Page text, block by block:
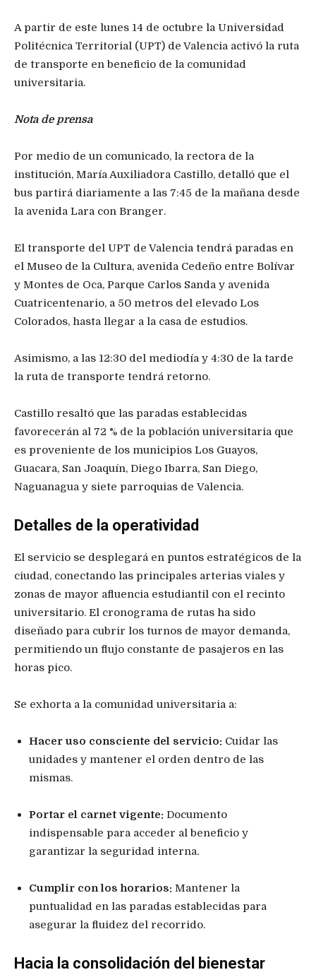
A partir de este lunes 14 de octubre la Universidad
Politécnica Territorial (UPT) de Valencia activó la ruta
de transporte en beneficio de la comunidad
universitaria.
Nota de prensa
Por medio de un comunicado, la rectora de la
institución, María Auxiliadora Castillo, detalló que el
bus partirá diariamente a las 7:45 de la mañana desde
la avenida Lara con Branger.
El transporte del UPT de Valencia tendrá paradas en
el Museo de la Cultura, avenida Cedeño entre Bolívar
y Montes de Oca, Parque Carlos Sanda y avenida
Cuatricentenario, a 50 metros del elevado Los
Colorados, hasta llegar a la casa de estudios.
Asimismo, a las 12:30 del mediodía y 4:30 de la tarde
la ruta de transporte tendrá retorno.
Castillo resaltó que las paradas establecidas
favorecerán al 72 % de la población universitaria que
es proveniente de los municipios Los Guayos,
Guacara, San Joaquín, Diego Ibarra, San Diego,
Naguanagua y siete parroquias de Valencia.
Detalles de la operatividad
El servicio se desplegará en puntos estratégicos de la
ciudad, conectando las principales arterias viales y
zonas de mayor afluencia estudiantil con el recinto
universitario. El cronograma de rutas ha sido
diseñado para cubrir los turnos de mayor demanda,
permitiendo un flujo constante de pasajeros en las
horas pico.
Se exhorta a la comunidad universitaria a:
Hacer uso consciente del servicio: Cuidar las
unidades y mantener el orden dentro de las
mismas.
Portar el carnet vigente: Documento
indispensable para acceder al beneficio y
garantizar la seguridad interna.
Cumplir con los horarios: Mantener la
puntualidad en las paradas establecidas para
asegurar la fluidez del recorrido.
Hacia la consolidación del bienestar